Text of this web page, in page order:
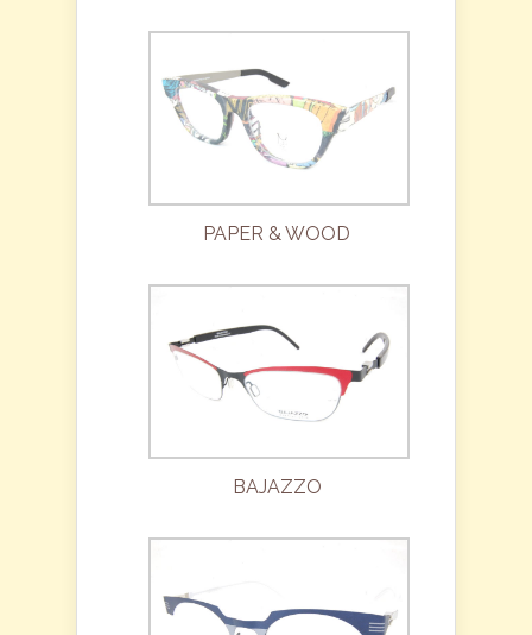
PAPER & WOOD
BAJAZZO